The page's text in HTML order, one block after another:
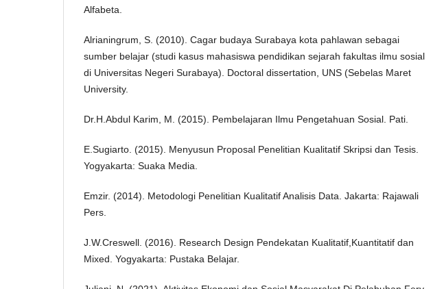
Alfabeta.
Alrianingrum, S. (2010). Cagar budaya Surabaya kota pahlawan sebagai
sumber belajar (studi kasus mahasiswa pendidikan sejarah fakultas ilmu sosial
di Universitas Negeri Surabaya). Doctoral dissertation, UNS (Sebelas Maret
University.
Dr.H.Abdul Karim, M. (2015). Pembelajaran Ilmu Pengetahuan Sosial. Pati.
E.Sugiarto. (2015). Menyusun Proposal Penelitian Kualitatif Skripsi dan Tesis.
Yogyakarta: Suaka Media.
Emzir. (2014). Metodologi Penelitian Kualitatif Analisis Data. Jakarta: Rajawali
Pers.
J.W.Creswell. (2016). Research Design Pendekatan Kualitatif,Kuantitatif dan
Mixed. Yogyakarta: Pustaka Belajar.